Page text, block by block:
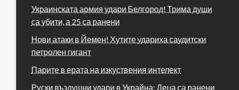
Украинската армия удари Белгород! Трима души
са убити, а 25 са ранени
Нови атаки в Йемен! Хутите удариха саудитски
петролен гигант
Парите в ерата на изкуствения интелект
Руски въздушни удари в Украйна: Деца са ранени